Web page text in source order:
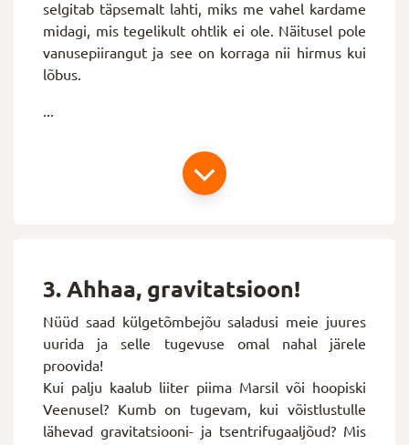
selgitab täpsemalt lahti, miks me vahel kardame
midagi, mis tegelikult ohtlik ei ole. Näitusel pole
vanusepiirangut ja see on korraga nii hirmus kui
lõbus.
...
3. Ahhaa, gravitatsioon!
Nüüd saad külgetõmbejõu saladusi meie juures
uurida ja selle tugevuse omal nahal järele
proovida!
Kui palju kaalub liiter piima Marsil või hoopiski
Veenusel? Kumb on tugevam, kui võistlustulle
lähevad gravitatsiooni- ja tsentrifugaaljõud? Mis